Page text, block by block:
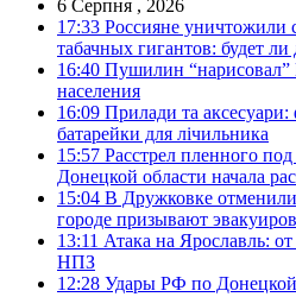
6 Серпня , 2026
17:33 Россияне уничтожили
табачных гигантов: будет
16:40 Пушилин “нарисовал”
населения
16:09 Прилади та аксесуари:
батарейки для лічильника
15:57 Расстрел пленного
Донецкой области начала
15:04 В Дружковке
городе призывают
13:11 Атака на Ярославль:
НПЗ
12:28 Удары РФ по Донецкой